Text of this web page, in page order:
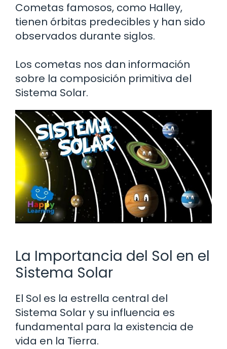
Cometas famosos, como Halley,
tienen órbitas predecibles y han sido
observados durante siglos.
Los cometas nos dan información
sobre la composición primitiva del
Sistema Solar.
La Importancia del Sol en el
Sistema Solar
El Sol es la estrella central del
Sistema Solar y su influencia es
fundamental para la existencia de
vida en la Tierra.